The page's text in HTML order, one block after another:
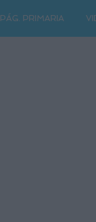
PÁG. PRIMARIA